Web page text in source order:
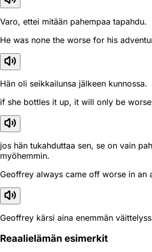
Varo, ettei mitään pahempaa tapahdu.
He was none the worse for his
Hän oli seikkailunsa jälkeen kunnossa.
if she bottles it up, it will only be
jos hän tukahduttaa sen, se on vain
myöhemmin.
Geoffrey always came off worse in an
Geoffrey kärsi aina enemmän
Reaali­elämän esimerkit